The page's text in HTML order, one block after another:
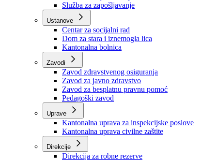
Službe
Služba za odnose s javnošću
Služba za zajedničke poslove
Služba za zapošljavanje
Ustanove
Centar za socijalni rad
Dom za stara i iznemogla lica
Kantonalna bolnica
Zavodi
Zavod zdravstvenog osiguranja
Zavod za javno zdravstvo
Zavod za besplatnu pravnu pomoć
Pedagoški zavod
Kantonalna uprava za inspekcijske poslove
Kantonalna uprava civilne zaštite